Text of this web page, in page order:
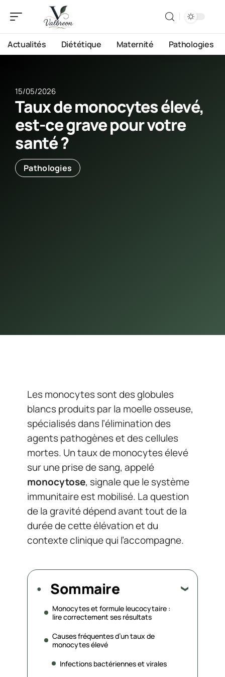
Actualités Diététique Maternité Pathologies
15/05/2026
Taux de monocytes élevé,
est-ce grave pour votre
santé ?
Pathologies
Les monocytes sont des globules
blancs produits par la moelle osseuse,
spécialisés dans l’élimination des
agents pathogènes et des cellules
mortes. Un taux de monocytes élevé
sur une prise de sang, appelé
monocytose, signale que le système
immunitaire est mobilisé. La question
de la gravité dépend avant tout de la
durée de cette élévation et du
contexte clinique qui l’accompagne.
Sommaire
Monocytes et formule leucocytaire :
lire correctement ses résultats
Causes fréquentes d’un taux de
monocytes élevé
Infections bactériennes et virales